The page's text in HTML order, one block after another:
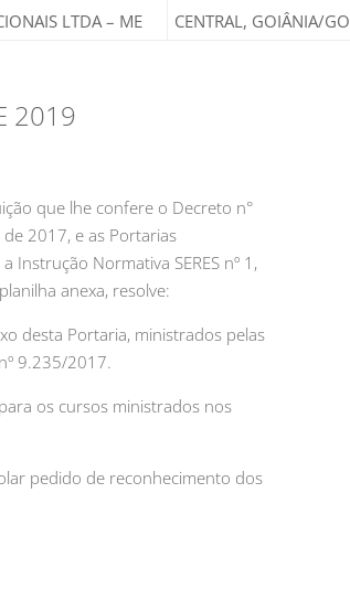
LTDA – ME
CENTRAL, GOIÂNIA/GO
2019
que lhe confere o Decreto n°
2017, e as Portarias
Instrução Normativa SERES nº 1,
anexa, resolve:
desta Portaria, ministrados pelas
9.235/2017.
os cursos ministrados nos
pedido de reconhecimento dos